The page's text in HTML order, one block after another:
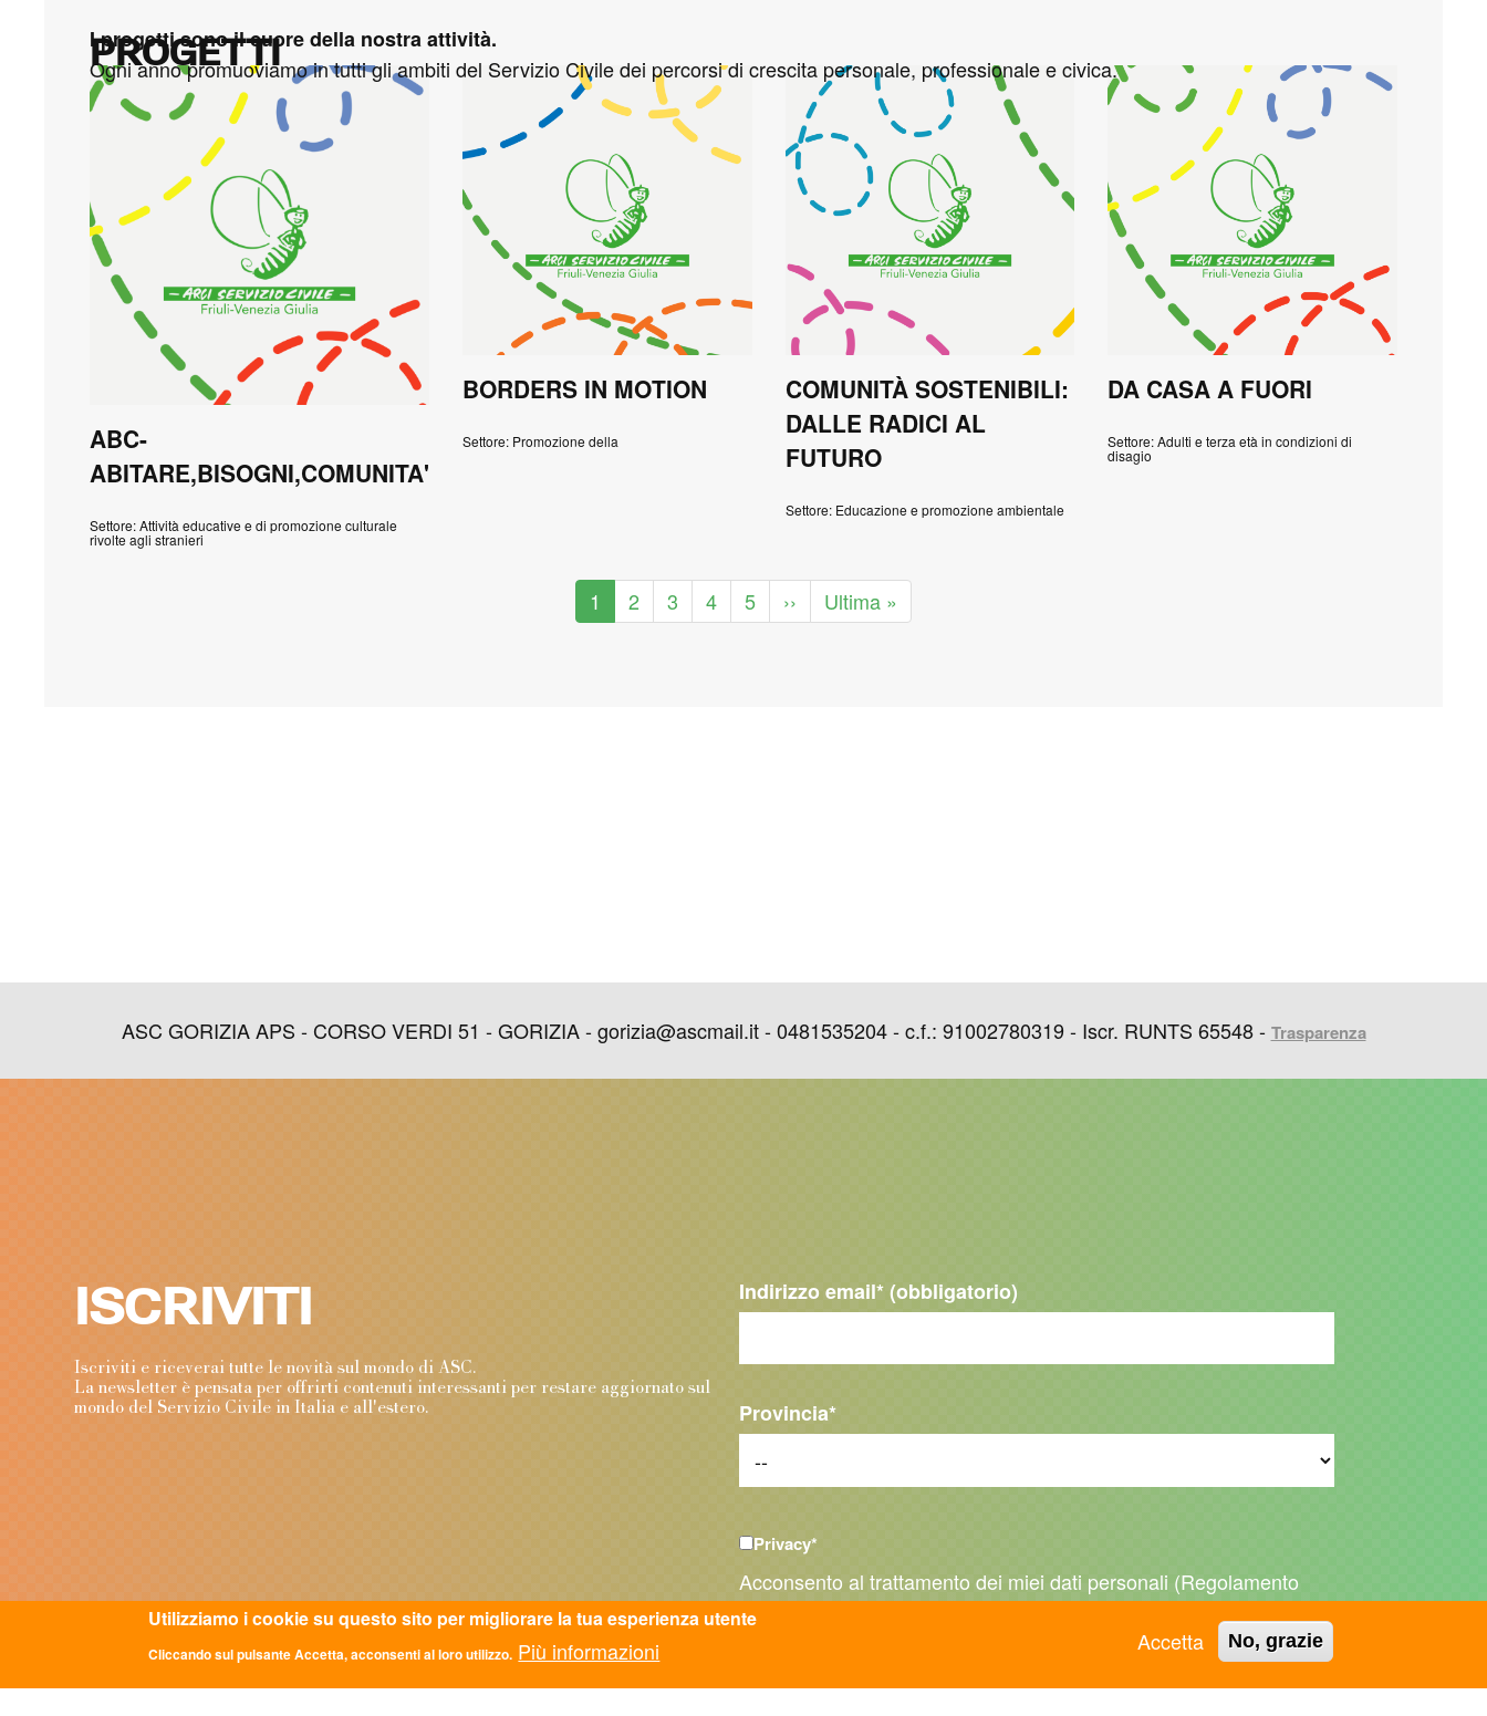
PROGETTI
I progetti sono il cuore della nostra attività.
Ogni anno promuoviamo in tutti gli ambiti del Servizio Civile dei percorsi di crescita personale, professionale e civica.
ABC-
ABITARE,BISOGNI,COMUNITA'
Settore: Attività educative e di promozione culturale
rivolte agli stranieri
BORDERS IN MOTION
Settore: Promozione della
COMUNITÀ SOSTENIBILI:
DALLE RADICI AL
FUTURO
Settore: Educazione e promozione ambientale
DA CASA A FUORI
Settore: Adulti e terza età in condizioni di
disagio
Pagina
attuale
1 Pagina
2 Pagina
3 Pagina
4 Pagina
5
Pagina
successiva
››
Ultima
pagina
Ultima »
ASC GORIZIA APS - CORSO VERDI 51 - GORIZIA - gorizia@ascmail.it - 0481535204 - c.f.: 91002780319 - Iscr. RUNTS 65548 - Trasparenza
ISCRIVITI
Iscriviti e riceverai tutte le novità sul mondo di ASC.
La newsletter è pensata per offrirti contenuti interessanti per restare aggiornato sul
mondo del Servizio Civile in Italia e all'estero.
Indirizzo email* (obbligatorio)
Provincia*
Privacy*
Acconsento al trattamento dei miei dati personali (Regolamento
2016/679 - GDPR e d.lgs. n.196 del 30/6/2003)
Utilizziamo i cookie su questo sito per migliorare la tua esperienza utente
Cliccando sul pulsante Accetta, acconsenti al loro utilizzo. Più informazioni Accetta No, grazie